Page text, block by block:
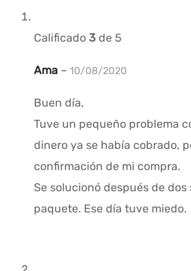
Calificado 3 de 5
Ama – 10/08/2020
Buen día,
Tuve un pequeño problema
dinero ya se había cobrado,
confirmación de mi compra.
Se solucionó después de
paquete. Ese día tuve miedo.